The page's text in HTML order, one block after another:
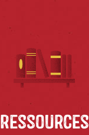
Ressources